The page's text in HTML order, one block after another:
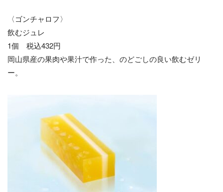
〈ゴンチャロフ〉
飲むジュレ
1個 税込432円
岡山県産の果肉や果汁で作った、のどごしの良い飲むゼリ
ー。